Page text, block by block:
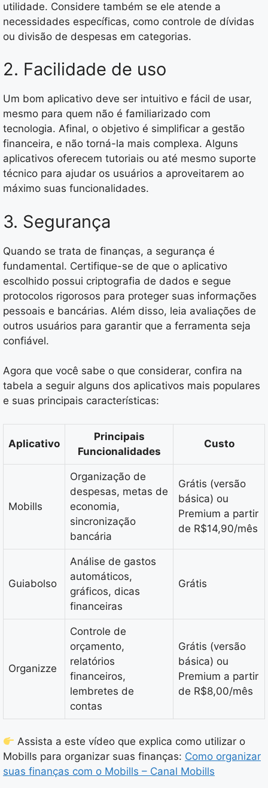
utilidade. Considere também se ele atende a
necessidades específicas, como controle de dívidas
ou divisão de despesas em categorias.
2. Facilidade de uso
Um bom aplicativo deve ser intuitivo e fácil de usar,
mesmo para quem não é familiarizado com
tecnologia. Afinal, o objetivo é simplificar a gestão
financeira, e não torná-la mais complexa. Alguns
aplicativos oferecem tutoriais ou até mesmo suporte
técnico para ajudar os usuários a aproveitarem ao
máximo suas funcionalidades.
3. Segurança
Quando se trata de finanças, a segurança é
fundamental. Certifique-se de que o aplicativo
escolhido possui criptografia de dados e segue
protocolos rigorosos para proteger suas informações
pessoais e bancárias. Além disso, leia avaliações de
outros usuários para garantir que a ferramenta seja
confiável.
Agora que você sabe o que considerar, confira na
tabela a seguir alguns dos aplicativos mais populares
e suas principais características:
Aplicativo
Principais
Funcionalidades
Custo
Mobills
Organização de
despesas, metas de
economia,
sincronização
bancária
Grátis (versão
básica) ou
Premium a partir
de R$14,90/mês
Guiabolso
Análise de gastos
automáticos,
gráficos, dicas
financeiras
Grátis
Organizze
Controle de
orçamento,
relatórios
financeiros,
lembretes de
contas
Grátis (versão
básica) ou
Premium a partir
de R$8,00/mês
Assista a este vídeo que explica como utilizar o
Mobills para organizar suas finanças: Como organizar
suas finanças com o Mobills – Canal Mobills